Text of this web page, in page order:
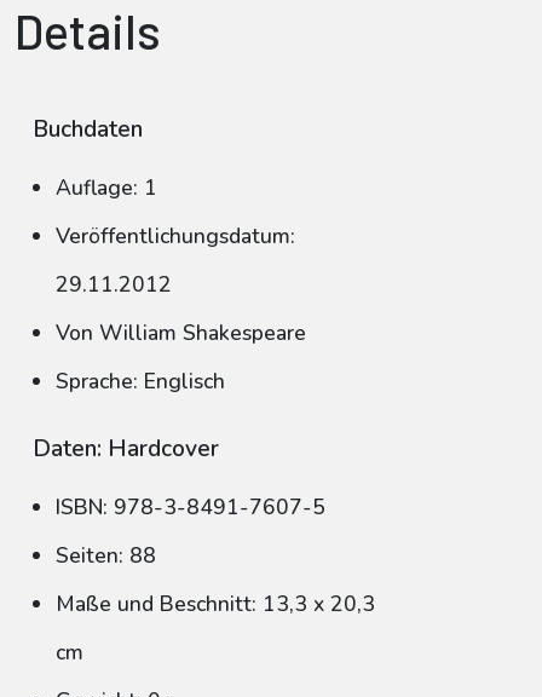
Details
Buchdaten
Auflage: 1
Veröffentlichungsdatum:
29.11.2012
Von William Shakespeare
Sprache: Englisch
Daten: Hardcover
ISBN: 978-3-8491-7607-5
Seiten: 88
Maße und Beschnitt: 13,3 x 20,3
cm